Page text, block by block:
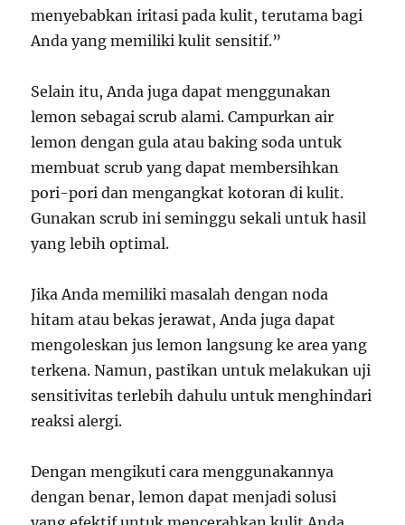
menyebabkan iritasi pada kulit, terutama bagi
Anda yang memiliki kulit sensitif.”
Selain itu, Anda juga dapat menggunakan
lemon sebagai scrub alami. Campurkan air
lemon dengan gula atau baking soda untuk
membuat scrub yang dapat membersihkan
pori-pori dan mengangkat kotoran di kulit.
Gunakan scrub ini seminggu sekali untuk hasil
yang lebih optimal.
Jika Anda memiliki masalah dengan noda
hitam atau bekas jerawat, Anda juga dapat
mengoleskan jus lemon langsung ke area yang
terkena. Namun, pastikan untuk melakukan uji
sensitivitas terlebih dahulu untuk menghindari
reaksi alergi.
Dengan mengikuti cara menggunakannya
dengan benar, lemon dapat menjadi solusi